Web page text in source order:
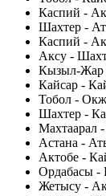
Каспий -
Шахтер -
Каспий -
Аксу -
Кызыл-Жар
Кайсар -
Тобол -
Шахтер -
Махтаарал
Астана -
Актобе -
Ордабасы
Жетысу -